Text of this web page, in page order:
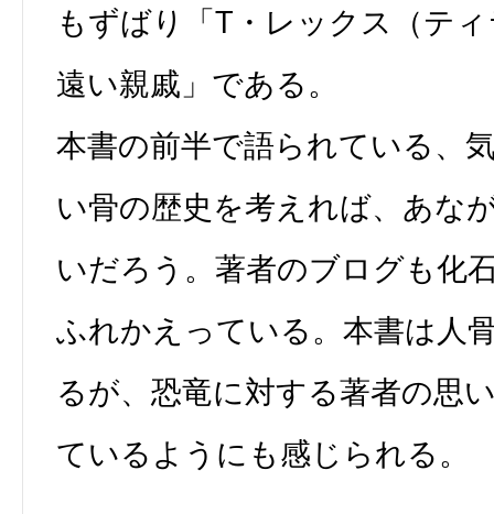
もずばり「T・レックス（テ
遠い親戚」である。
本書の前半で語られている、
い骨の歴史を考えれば、あな
いだろう。著者のブログも化
ふれかえっている。本書は人
るが、恐竜に対する著者の思
ているようにも感じられる。